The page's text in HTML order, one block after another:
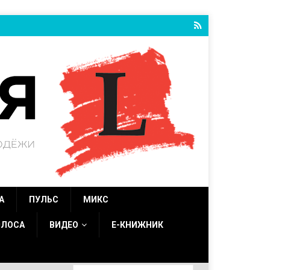
ПУЛЬС МИКС
ВИДЕО Е-КНИЖНИК